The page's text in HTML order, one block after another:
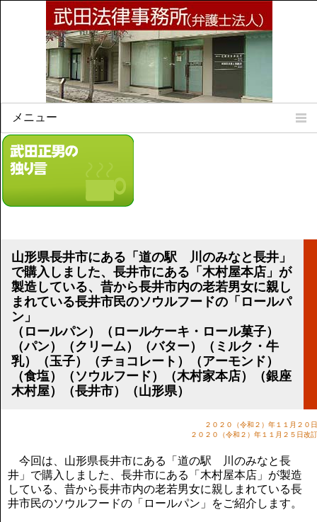
メニュー
Home
所属弁護士
法律相談案内
リンク集
顧問契約について
講演のご案内
気をつけたい法律のポイント
武田正男の独り言
山形県長井市にある「道の駅 川のみなと長井」
で購入しました、長井市にある「木村屋本店」が
製造している、昔から長井市内の老若男女に親し
まれている長井市民のソウルフードの「ロールパ
ン」
（ロールパン）（ロールケーキ・ロール菓子）
（パン）（クリーム）（バター）（ミルク・牛
乳）（玉子）（チョコレート）（アーモンド）
（食塩）（ソウルフード）（木村家本店）（銀座
木村屋）（長井市）（山形県）
２０２０（令和２）年１１月２０日
２０２０（令和２）年１１月２５日改訂
今回は、山形県長井市にある「道の駅 川のみなと長
井」で購入しました、長井市にある「木村屋本店」が製造
している、昔から長井市内の老若男女に親しまれている長
井市民のソウルフードの「ロールパン」をご紹介します。